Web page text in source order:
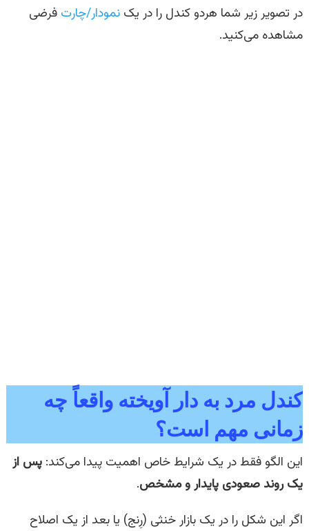
در تصویر زیر شما هردو کندل را در یک نمودار/چارت فرضی
مشاهده می‌کنید.
کندل مرد به دار آویخته واقعاً چه
زمانی مهم است؟
این الگو فقط در یک شرایط خاص اهمیت پیدا می‌کند: پس از
یک روند صعودی پایدار و مشخص.
اگر این شکل را در یک بازار خنثی (رِنج) یا بعد از یک اصلاح